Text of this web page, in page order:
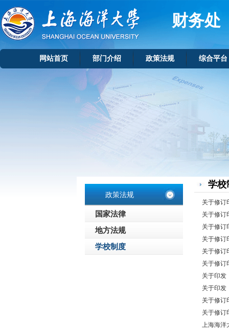
财务处
网站首页 部门介绍 政策法规 综合平台
政策法规
国家法律
地方法规
学校制度
学校
关于修订
关于修订
关于修订
关于修订
关于修订
关于修订
关于印发
关于印发
关于修订
关于修订
上海海洋